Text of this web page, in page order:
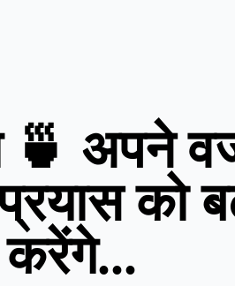
🍵 अपने
को